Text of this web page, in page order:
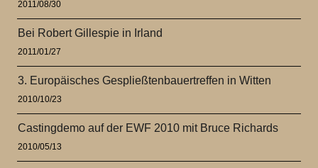
2011/08/30
Bei Robert Gillespie in Irland
2011/01/27
3. Europäisches Gespließtenbauertreffen in Witten
2010/10/23
Castingdemo auf der EWF 2010 mit Bruce Richards
2010/05/13